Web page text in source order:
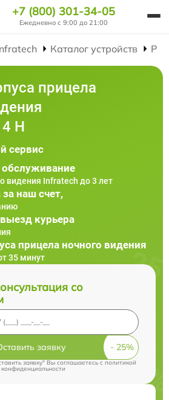
+7 (800) 301-34-05
Ежедневно с 9:00 до 21:00
Каталог устройств
прицела
Н
сервис
обслуживание
видения Infratech до 3 лет
наш счет,
курьера
прицела ночного видения
35 минут
со
заявку
заявку" Вы соглашаетесь cполитикой
конфиденциальности